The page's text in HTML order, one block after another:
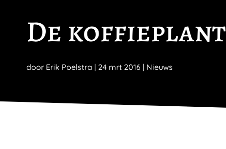
De koffieplant
door Erik Poelstra | 24 mrt 2016 | Nieuws